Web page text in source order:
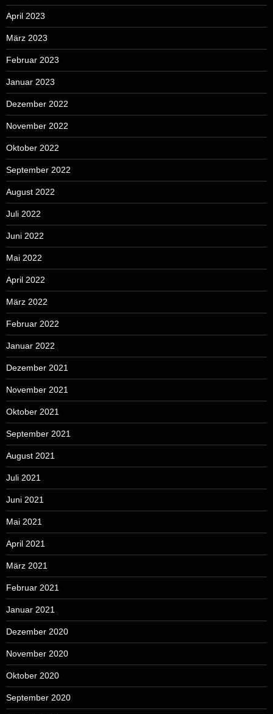
April 2023
März 2023
Februar 2023
Januar 2023
Dezember 2022
November 2022
Oktober 2022
September 2022
August 2022
Juli 2022
Juni 2022
Mai 2022
April 2022
März 2022
Februar 2022
Januar 2022
Dezember 2021
November 2021
Oktober 2021
September 2021
August 2021
Juli 2021
Juni 2021
Mai 2021
April 2021
März 2021
Februar 2021
Januar 2021
Dezember 2020
November 2020
Oktober 2020
September 2020